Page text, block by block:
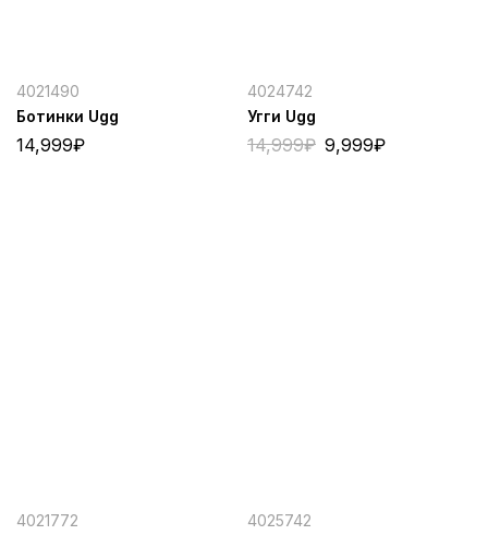
4021490
Ботинки Ugg
14,999₽
4024742
Угги Ugg
14,999₽ 9,999₽
4021772
4025742